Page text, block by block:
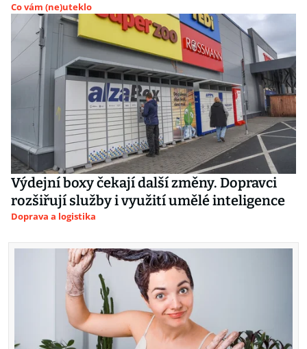
Co vám (ne)uteklo
Výdejní boxy čekají další změny. Dopravci
rozšiřují služby i využití umělé inteligence
Doprava a logistika